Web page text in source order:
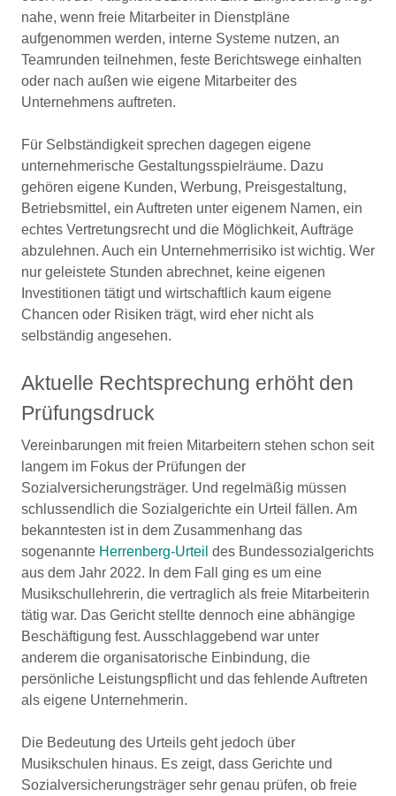
nahe, wenn freie Mitarbeiter in Dienstpläne
aufgenommen werden, interne Systeme nutzen, an
Teamrunden teilnehmen, feste Berichtswege einhalten
oder nach außen wie eigene Mitarbeiter des
Unternehmens auftreten.
Für Selbständigkeit sprechen dagegen eigene
unternehmerische Gestaltungsspielräume. Dazu
gehören eigene Kunden, Werbung, Preisgestaltung,
Betriebsmittel, ein Auftreten unter eigenem Namen, ein
echtes Vertretungsrecht und die Möglichkeit, Aufträge
abzulehnen. Auch ein Unternehmerrisiko ist wichtig. Wer
nur geleistete Stunden abrechnet, keine eigenen
Investitionen tätigt und wirtschaftlich kaum eigene
Chancen oder Risiken trägt, wird eher nicht als
selbständig angesehen.
Aktuelle Rechtsprechung erhöht den
Prüfungsdruck
Vereinbarungen mit freien Mitarbeitern stehen schon seit
langem im Fokus der Prüfungen der
Sozialversicherungsträger. Und regelmäßig müssen
schlussendlich die Sozialgerichte ein Urteil fällen. Am
bekanntesten ist in dem Zusammenhang das
sogenannte Herrenberg-Urteil des Bundessozialgerichts
aus dem Jahr 2022. In dem Fall ging es um eine
Musikschullehrerin, die vertraglich als freie Mitarbeiterin
tätig war. Das Gericht stellte dennoch eine abhängige
Beschäftigung fest. Ausschlaggebend war unter
anderem die organisatorische Einbindung, die
persönliche Leistungspflicht und das fehlende Auftreten
als eigene Unternehmerin.
Die Bedeutung des Urteils geht jedoch über
Musikschulen hinaus. Es zeigt, dass Gerichte und
Sozialversicherungsträger sehr genau prüfen, ob freie